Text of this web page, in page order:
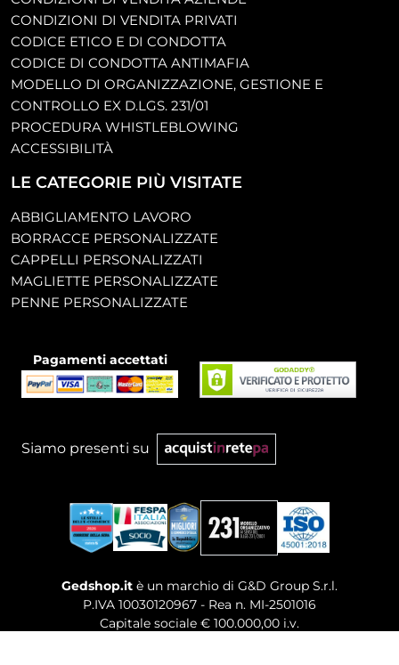
CONDIZIONI DI VENDITA PRIVATI
CODICE ETICO E DI CONDOTTA
CODICE DI CONDOTTA ANTIMAFIA
MODELLO DI ORGANIZZAZIONE, GESTIONE E
CONTROLLO EX D.LGS. 231/01
PROCEDURA WHISTLEBLOWING
ACCESSIBILITÀ
LE CATEGORIE PIÙ VISITATE
ABBIGLIAMENTO LAVORO
BORRACCE PERSONALIZZATE
CAPPELLI PERSONALIZZATI
MAGLIETTE PERSONALIZZATE
PENNE PERSONALIZZATE
Pagamenti accettati
Siamo presenti su
Gedshop.it è un marchio di G&D Group S.r.l.
P.IVA 10030120967 - Rea n. MI-2501016
Capitale sociale € 100.000,00 i.v.